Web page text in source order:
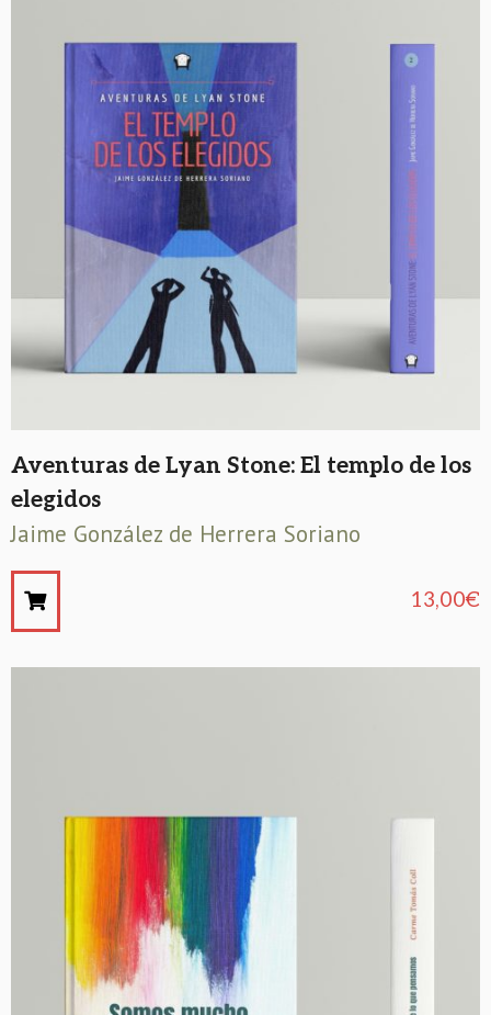
Aventuras de Lyan Stone: El templo de los
elegidos
Jaime González de Herrera Soriano
13,00€